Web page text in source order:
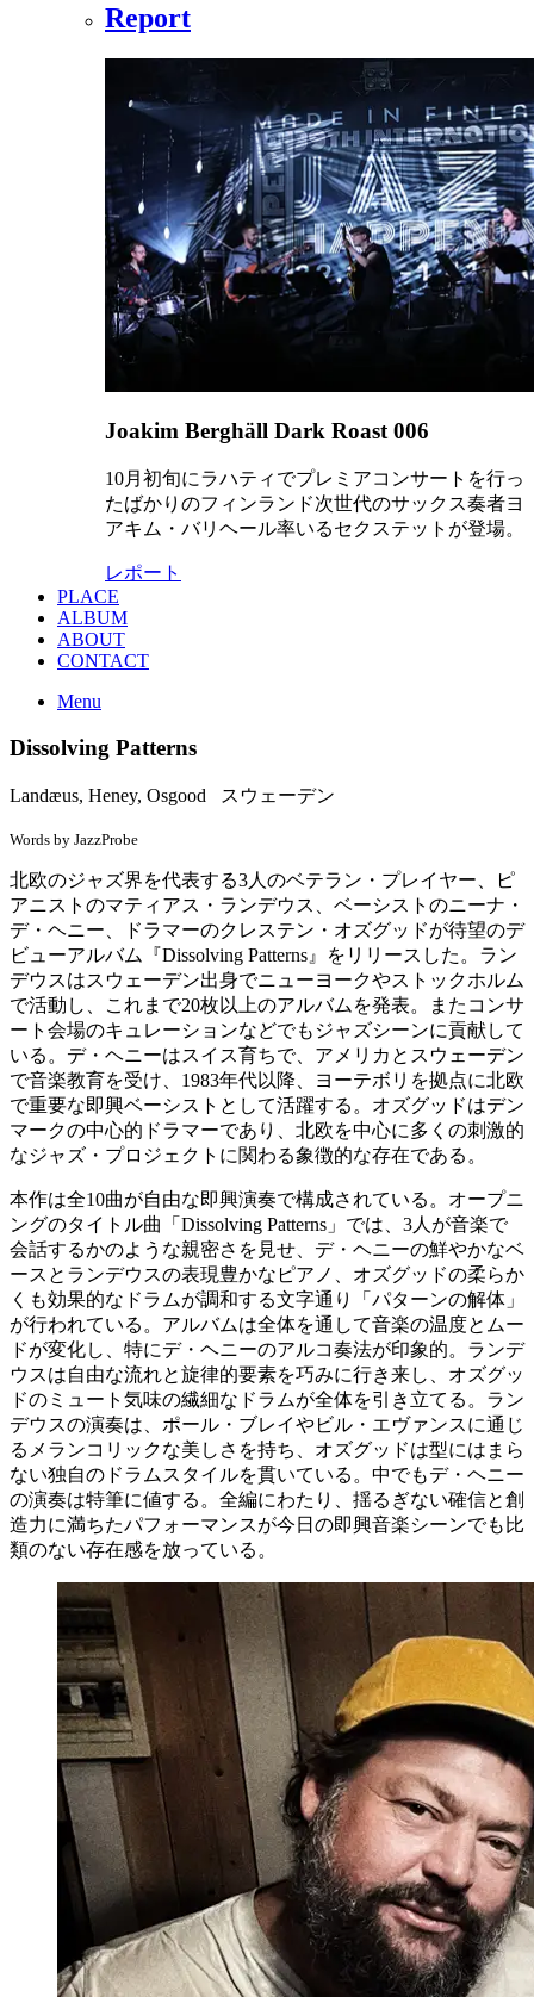
Report
Joakim Berghäll Dark Roast 006
10月初旬にラハティでプレミアコンサートを行っ
たばかりのフィンランド次世代のサックス奏者ヨ
アキム・バリヘール率いるセクステットが登場。
レポート
PLACE
ALBUM
ABOUT
CONTACT
Menu
Dissolving Patterns
Landæus, Heney, Osgood スウェーデン
Words by JazzProbe
北欧のジャズ界を代表する3人のベテラン・プレイヤー、ピ
アニストのマティアス・ランデウス、ベーシストのニーナ・
デ・ヘニー、ドラマーのクレステン・オズグッドが待望のデ
ビューアルバム『Dissolving Patterns』をリリースした。ラン
デウスはスウェーデン出身でニューヨークやストックホルム
で活動し、これまで20枚以上のアルバムを発表。またコンサ
ート会場のキュレーションなどでもジャズシーンに貢献して
いる。デ・ヘニーはスイス育ちで、アメリカとスウェーデン
で音楽教育を受け、1983年代以降、ヨーテボリを拠点に北欧
で重要な即興ベーシストとして活躍する。オズグッドはデン
マークの中心的ドラマーであり、北欧を中心に多くの刺激的
なジャズ・プロジェクトに関わる象徴的な存在である。
本作は全10曲が自由な即興演奏で構成されている。オープニ
ングのタイトル曲「Dissolving Patterns」では、3人が音楽で
会話するかのような親密さを見せ、デ・ヘニーの鮮やかなベ
ースとランデウスの表現豊かなピアノ、オズグッドの柔らか
くも効果的なドラムが調和する文字通り「パターンの解体」
が行われている。アルバムは全体を通して音楽の温度とムー
ドが変化し、特にデ・ヘニーのアルコ奏法が印象的。ランデ
ウスは自由な流れと旋律的要素を巧みに行き来し、オズグッ
ドのミュート気味の繊細なドラムが全体を引き立てる。ラン
デウスの演奏は、ポール・ブレイやビル・エヴァンスに通じ
るメランコリックな美しさを持ち、オズグッドは型にはまら
ない独自のドラムスタイルを貫いている。中でもデ・ヘニー
の演奏は特筆に値する。全編にわたり、揺るぎない確信と創
造力に満ちたパフォーマンスが今日の即興音楽シーンでも比
類のない存在感を放っている。